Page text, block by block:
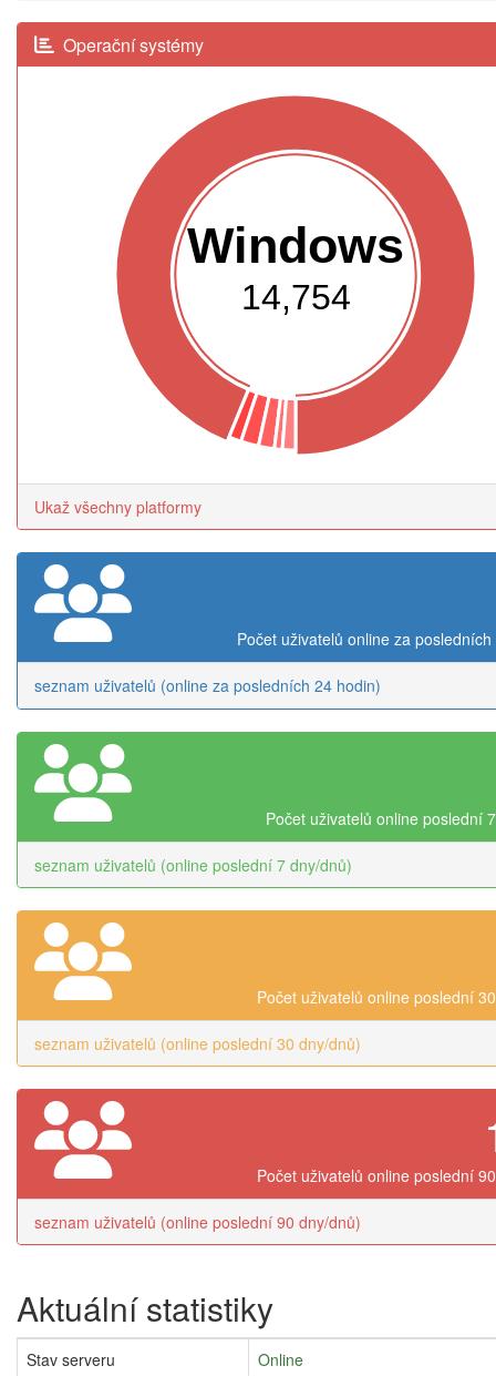
Operační systémy
Windows
14,754
Ukaž všechny platformy
Počet uživatelů online za
seznam uživatelů (online za posledních 24 hodin)
Počet uživatelů online poslední
seznam uživatelů (online poslední 7 dny/dnů)
Počet uživatelů online poslední
seznam uživatelů (online poslední 30 dny/dnů)
Počet uživatelů online poslední
seznam uživatelů (online poslední 90 dny/dnů)
Aktuální statistiky
Stav serveru
Online